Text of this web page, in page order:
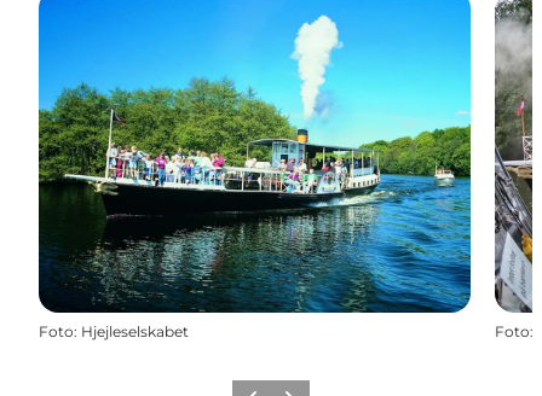
Foto: Hjejleselskabet Foto: